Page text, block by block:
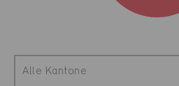
Alle Kantone